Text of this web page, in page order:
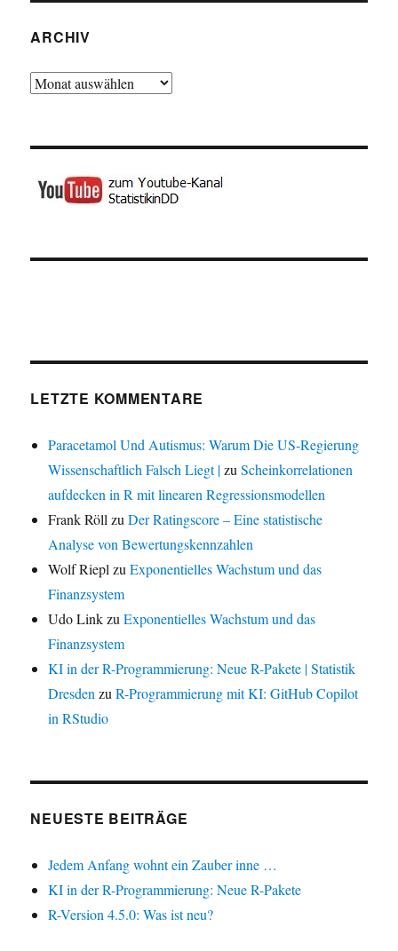
ARCHIV
Archiv
LETZTE KOMMENTARE
Paracetamol Und Autismus: Warum Die US-Regierung
Wissenschaftlich Falsch Liegt |zuScheinkorrelationen
aufdecken in R mit linearen Regressionsmodellen
Frank Röll zuDer Ratingscore – Eine statistische
Analyse von Bewertungskennzahlen
Wolf Riepl zuExponentielles Wachstum und das
Finanzsystem
Udo LinkzuExponentielles Wachstum und das
Finanzsystem
KI in der R-Programmierung: Neue R-Pakete | Statistik
Dresden zuR-Programmierung mit KI: GitHub Copilot
in RStudio
NEUESTE BEITRÄGE
Jedem Anfang wohnt ein Zauber inne …
KI in der R-Programmierung: Neue R-Pakete
R-Version 4.5.0: Was ist neu?